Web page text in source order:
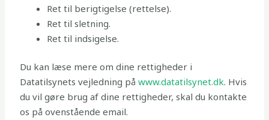
Ret til berigtigelse (rettelse).
Ret til sletning.
Ret til indsigelse.
Du kan læse mere om dine rettigheder i
Datatilsynets vejledning påwww.datatilsynet.dk. Hvis
du vil gøre brug af dine rettigheder, skal du kontakte
os på ovenstående email.